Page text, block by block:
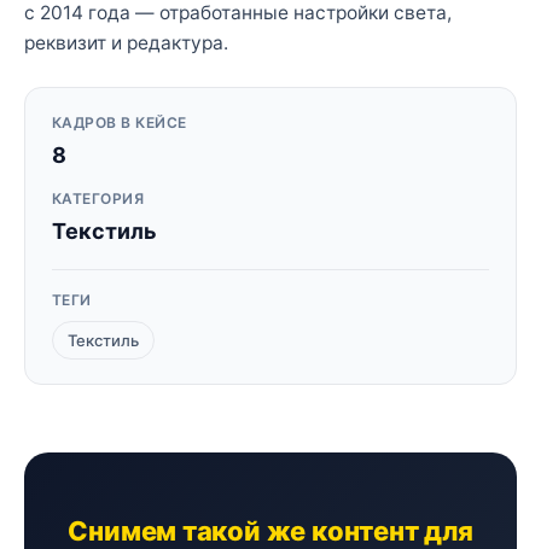
с 2014 года — отработанные настройки света,
реквизит и редактура.
КАДРОВ В КЕЙСЕ
8
КАТЕГОРИЯ
Текстиль
ТЕГИ
Текстиль
Снимем такой же контент для